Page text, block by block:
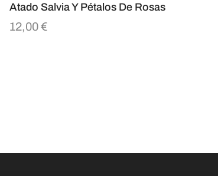
Atado Salvia Y Pétalos De Rosas
12,00€